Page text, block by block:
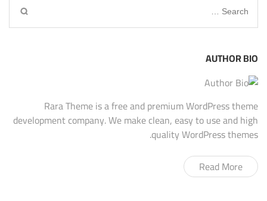
Search
for:
AUTHOR BIO
Rara Theme is a free and premium WordPress theme
development company. We make clean, easy to use and high
quality WordPress themes.
Read More